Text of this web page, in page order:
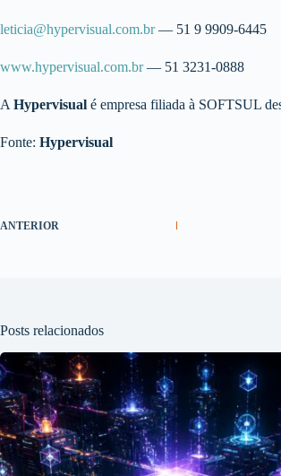
leticia@hypervisual.com.br— 51 9 9909-6445
www.hypervisual.com.br— 51 3231-0888
A Hypervisual é empresa filiada à SOFTSUL
Fonte: Hypervisual
ANTERIOR
Posts relacionados